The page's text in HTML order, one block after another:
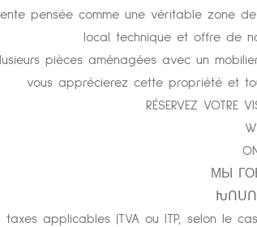
pensée comme une véritable zone
local technique et offre de
pièces aménagées avec un
vous apprécierez cette propriété et
RÉSERVEZ VOTRE
МЫ
taxes applicables (TVA ou ITP, selon le